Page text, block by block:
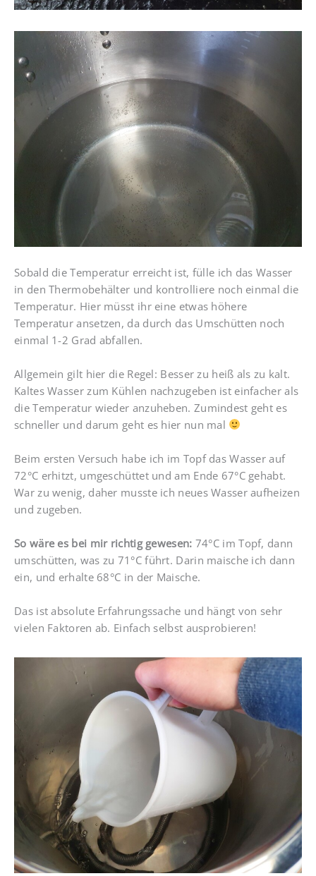
Sobald die Temperatur erreicht ist, fülle ich das Wasser
in den Thermobehälter und kontrolliere noch einmal die
Temperatur. Hier müsst ihr eine etwas höhere
Temperatur ansetzen, da durch das Umschütten noch
einmal 1-2 Grad abfallen.
Allgemein gilt hier die Regel: Besser zu heiß als zu kalt.
Kaltes Wasser zum Kühlen nachzugeben ist einfacher als
die Temperatur wieder anzuheben. Zumindest geht es
schneller und darum geht es hier nun mal
Beim ersten Versuch habe ich im Topf das Wasser auf
72°C erhitzt, umgeschüttet und am Ende 67°C gehabt.
War zu wenig, daher musste ich neues Wasser aufheizen
und zugeben.
So wäre es bei mir richtig gewesen: 74°C im Topf, dann
umschütten, was zu 71°C führt. Darin maische ich dann
ein, und erhalte 68°C in der Maische.
Das ist absolute Erfahrungssache und hängt von sehr
vielen Faktoren ab. Einfach selbst ausprobieren!